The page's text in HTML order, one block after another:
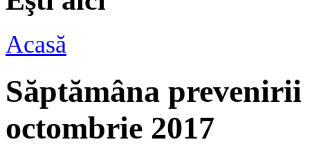
Acasă
Săptămâna
octombrie 2017